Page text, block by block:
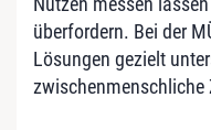
überfordern. Bei der
Lösungen gezielt
zwischenmenschliche